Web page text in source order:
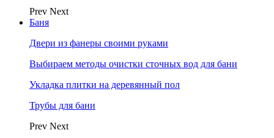
Prev Next
Баня
Двери из фанеры своими руками
Выбираем методы очистки сточных вод для бани
Укладка плитки на деревянный пол
Трубы для бани
Prev Next